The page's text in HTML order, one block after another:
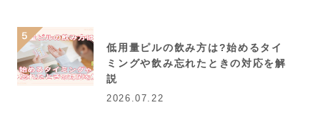
低用量ピルの飲み方は?始めるタイ
ミングや飲み忘れたときの対応を解
説
2026.07.22